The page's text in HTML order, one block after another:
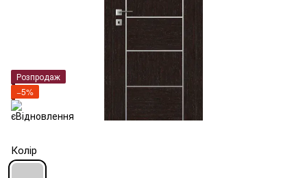
Розпродаж
−5%
Колір